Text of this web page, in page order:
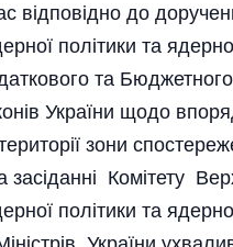
відповідно до
політики та
та Бюджетного
України щодо
зони
засіданні Комітету
політики та